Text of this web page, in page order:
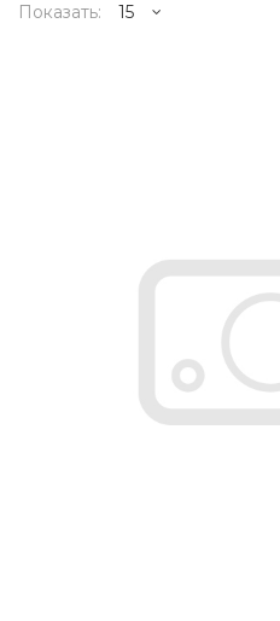
Показать:
КУПИТЬ
12995р.